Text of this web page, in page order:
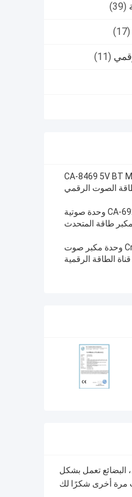
(39)
(17)
(11)
CA-8469 5V BT
CA-6928 V1.6 5VDC 5.0 وحدة صوتية
Creatall CA-6928 وحدة مكبر صوت
الطاقة الرقمية
البضائع تعمل بشكل